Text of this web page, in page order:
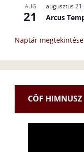
AUG
21
augusztus 21
Arcus
Naptár megtekintése
CÖF HIMNUSZ